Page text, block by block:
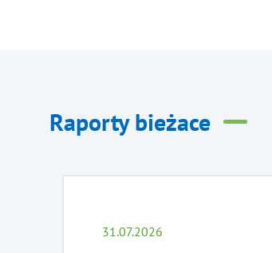
Raporty bieżace
31.07.2026